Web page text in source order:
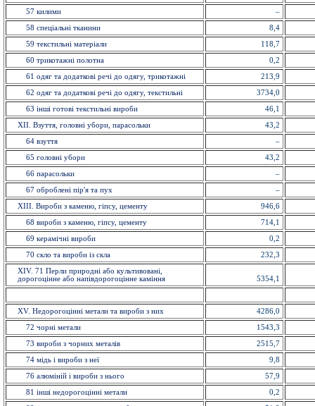
57 килими –
58 спецiальнi тканини 8,4
59 текстильнi матерiали 118,7
60 трикотажні полотна 0,2
61 одяг та додаткові речі до одягу, трикотажні 213,9
62 одяг та додаткові речі до одягу, текстильні 3734,0
63 іншi готовi текстильні вироби 46,1
XII. Взуття, головнi убори, парасольки 43,2
64 взуття –
65 головнi убори 43,2
66 парасольки –
67 оброблені пір'я та пух –
XIII. Вироби з каменю, гіпсу, цементу 946,6
68 вироби з каменю, гiпсу, цементу 714,1
69 керамiчнi вироби 0,2
70 скло та вироби із cкла 232,3
ХІV. 71 Перли природні або культивовані,
дорогоцінне або напівдорогоцінне каміння
5354,1
XV. Недорогоцінні метали та вироби з них 4286,0
72 чорнi метали 1543,3
73 вироби з чорних металiв 2515,7
74 мiдь i вироби з неї 9,8
76 алюмiнiй i вироби з нього 57,9
81 інші недорогоцінні метали 0,2